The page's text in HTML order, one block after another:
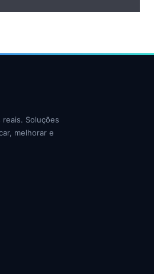
reais. Soluções
melhorar e